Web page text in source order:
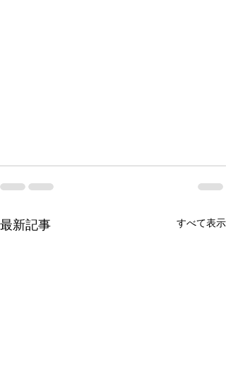
最新記事 すべて表示